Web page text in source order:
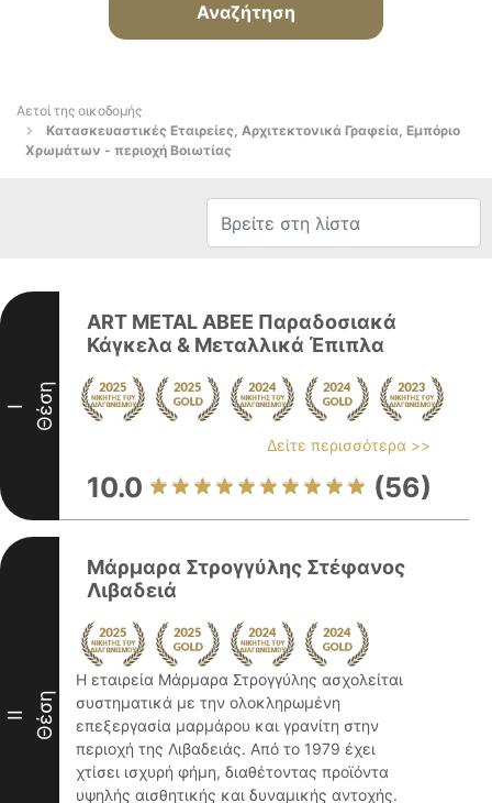
Αναζήτηση
Αετοί της οικοδομής
Κατασκευαστικές Εταιρείες, Αρχιτεκτονικά Γραφεία, Εμπόριο
Χρωμάτων - περιοχή Βοιωτίας
I Θέση
ART METAL ΑΒΕΕ Παραδοσιακά
Κάγκελα & Μεταλλικά Έπιπλα
Δείτε περισσότερα >>
10.0 (56)
II Θέση
Μάρμαρα Στρογγύλης Στέφανος
Λιβαδειά
Η εταιρεία Μάρμαρα Στρογγύλης ασχολείται
συστηματικά με την ολοκληρωμένη
επεξεργασία μαρμάρου και γρανίτη στην
περιοχή της Λιβαδειάς. Από το 1979 έχει
χτίσει ισχυρή φήμη, διαθέτοντας προϊόντα
υψηλής αισθητικής και δυναμικής αντοχής.